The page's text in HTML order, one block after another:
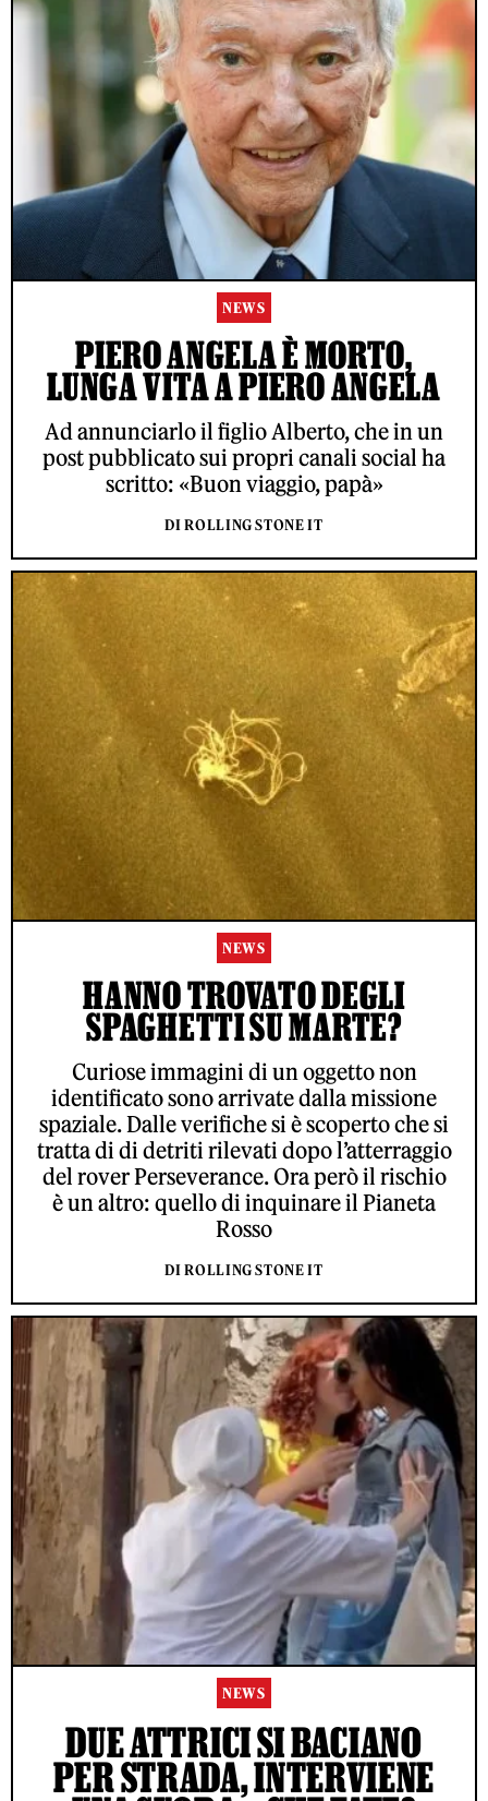
NEWS
PIERO ANGELA È MORTO,
LUNGA VITA A PIERO ANGELA
Ad annunciarlo il figlio Alberto, che in un
post pubblicato sui propri canali social ha
scritto: «Buon viaggio, papà»
DI ROLLING STONE IT
NEWS
HANNO TROVATO DEGLI
SPAGHETTI SU MARTE?
Curiose immagini di un oggetto non
identificato sono arrivate dalla missione
spaziale. Dalle verifiche si è scoperto che si
tratta di di detriti rilevati dopo l’atterraggio
del rover Perseverance. Ora però il rischio
è un altro: quello di inquinare il Pianeta
Rosso
DI ROLLING STONE IT
NEWS
DUE ATTRICI SI BACIANO
PER STRADA, INTERVIENE